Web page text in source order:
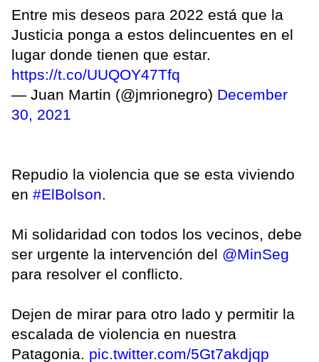
Entre mis deseos para 2022 está que la
Justicia ponga a estos delincuentes en el
lugar donde tienen que estar.
https://t.co/UUQOY47Tfq
— Juan Martin (@jmrionegro) December
30, 2021
Repudio la violencia que se esta viviendo
en #ElBolson.
Mi solidaridad con todos los vecinos, debe
ser urgente la intervención del @MinSeg
para resolver el conflicto.
Dejen de mirar para otro lado y permitir la
escalada de violencia en nuestra
Patagonia. pic.twitter.com/5Gt7akdjqp